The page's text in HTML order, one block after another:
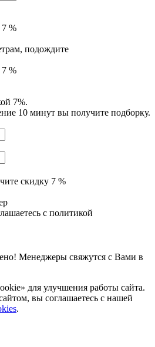
%
подождите
%
7%.
10 минут вы получите подборку.
скидку 7 %
с политикой
Менеджеры свяжутся с Вами в
для улучшения работы сайта.
вы соглашаетесь с нашей
.